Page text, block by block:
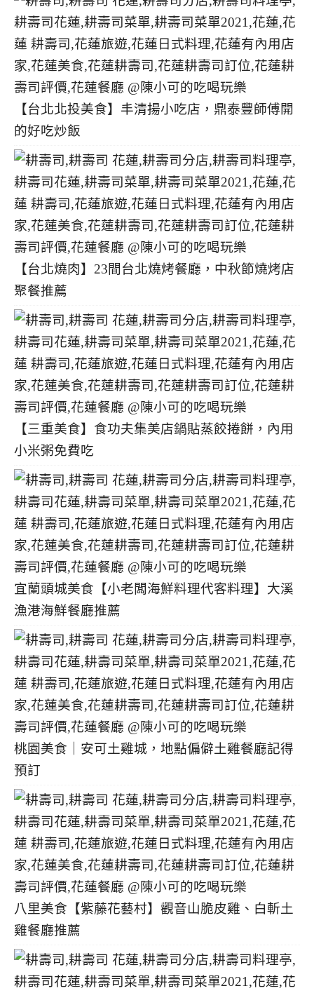
【台北北投美食】丰清揚小吃店，鼎泰豐師傅開
的好吃炒飯
【台北燒肉】23間台北燒烤餐廳，中秋節燒烤店
聚餐推薦
【三重美食】食功夫集美店鍋貼蒸餃捲餅，內用
小米粥免費吃
宜蘭頭城美食【小老闆海鮮料理代客料理】大溪
漁港海鮮餐廳推薦
桃園美食｜安可土雞城，地點偏僻土雞餐廳記得
預訂
八里美食【紫藤花藝村】觀音山脆皮雞、白斬土
雞餐廳推薦